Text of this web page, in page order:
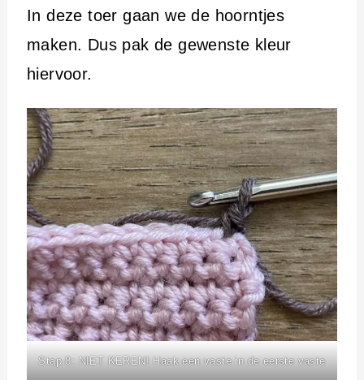
In deze toer gaan we de hoorntjes
maken. Dus pak de gewenste kleur
hiervoor.
Stap 8: NIET KEREN! Haak een vaste in de eerste vaste